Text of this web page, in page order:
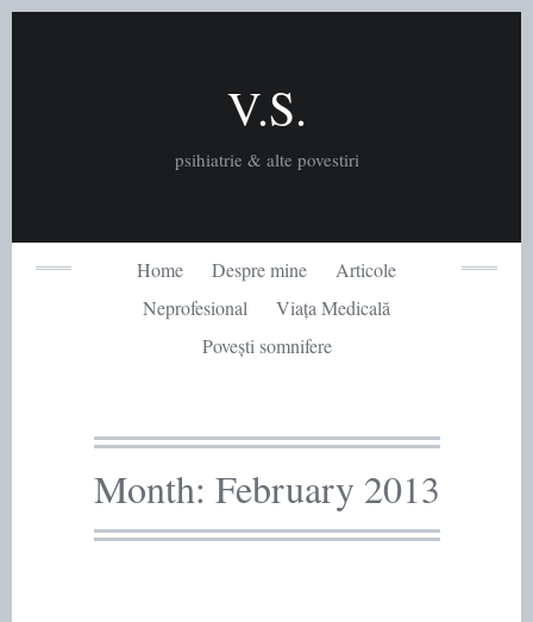
V.S.
psihiatrie & alte povestiri
Home Despre mine
Articole
Neprofesional
Viața Medicală
Povești somnifere
Month: February 2013